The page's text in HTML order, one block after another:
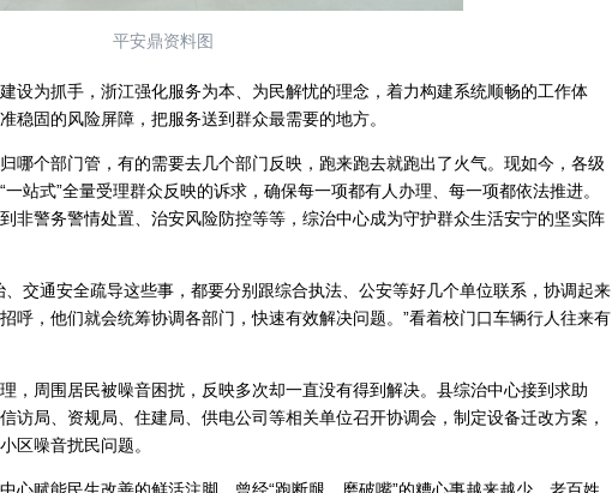
平安鼎资料图
设为抓手，浙江强化服务为本、为民解忧的理念，着力构建系统顺畅的工作体
稳固的风险屏障，把服务送到群众最需要的地方。
哪个部门管，有的需要去几个部门反映，跑来跑去就跑出了火气。现如今，各级
站式”全量受理群众反映的诉求，确保每一项都有人办理、每一项都依法推进。
非警务警情处置、治安风险防控等等，综治中心成为守护群众生活安宁的坚实阵
交通安全疏导这些事，都要分别跟综合执法、公安等好几个单位联系，协调起来
呼，他们就会统筹协调各部门，快速有效解决问题。”看着校门口车辆行人往来有
，周围居民被噪音困扰，反映多次却一直没有得到解决。县综治中心接到求助
访局、资规局、住建局、供电公司等相关单位召开协调会，制定设备迁改方案，
区噪音扰民问题。